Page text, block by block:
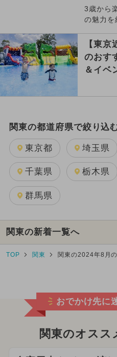
3歳から
の魅力を
【東
のおす
＆イベ
関東の都道府県で絞り込
東京都 埼玉県
千葉県 栃木県
群馬県
関東の新着一覧へ
TOP 関東 関東の2024年8月
おでかけ先に
関東のオスス